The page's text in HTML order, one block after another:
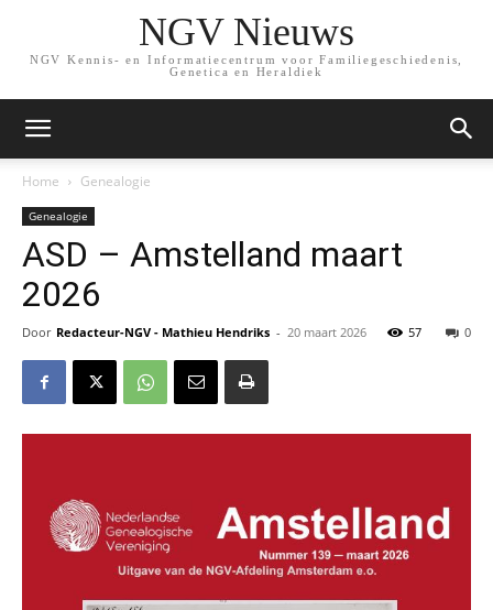
NGV Nieuws
NGV Kennis- en Informatiecentrum voor Familiegeschiedenis,
Genetica en Heraldiek
Home Genealogie
Genealogie
ASD – Amstelland maart
2026
Door Redacteur-NGV - Mathieu Hendriks - 20 maart 2026 0
57